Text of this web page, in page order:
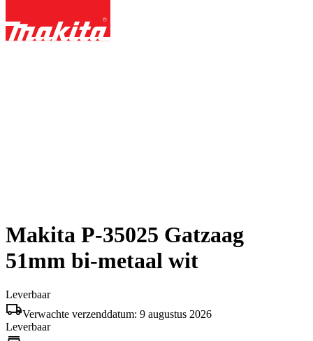
Makita P-35025 Gatzaag
51mm bi-metaal wit
Leverbaar
Verwachte verzenddatum: 9 augustus 2026
Leverbaar